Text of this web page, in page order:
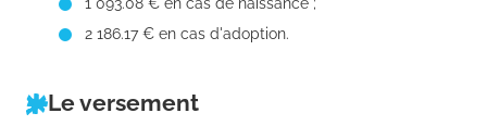
2 186.17 € en cas d'adoption.
Le versement